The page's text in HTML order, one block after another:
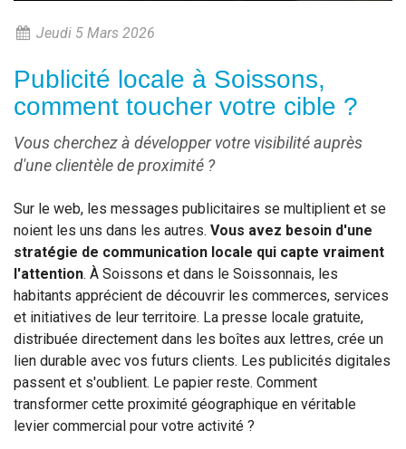
Jeudi 5 Mars 2026
Publicité locale à Soissons,
comment toucher votre cible ?
Vous cherchez à développer votre visibilité auprès
d'une clientèle de proximité ?
Sur le web, les messages publicitaires se multiplient et se
noient les uns dans les autres. Vous avez besoin d'une
stratégie de communication locale qui capte vraiment
l'attention. À Soissons et dans le Soissonnais, les
habitants apprécient de découvrir les commerces, services
et initiatives de leur territoire. La presse locale gratuite,
distribuée directement dans les boîtes aux lettres, crée un
lien durable avec vos futurs clients. Les publicités digitales
passent et s'oublient. Le papier reste. Comment
transformer cette proximité géographique en véritable
levier commercial pour votre activité ?